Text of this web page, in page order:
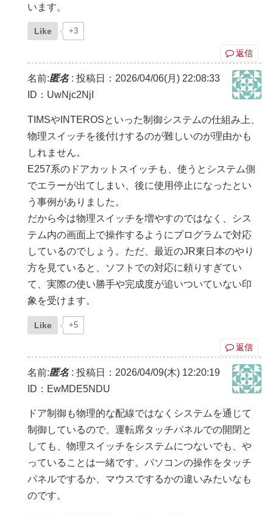
います。
Like +3
返信
名前:匿名: 投稿日：2026/04/06(月) 22:08:33
ID：UwNjc2NjI
TIMSやINTEROSといった制御システムの仕組み上、
物理スイッチを後付けするのが難しいのが理由かも
しれません。
E257系のドアカットスイッチも、使うとシステム側
でエラーが出てしまい、後に使用停止になったとい
う事例がありました。
だから今は物理スイッチを増やすのではなく、シス
テム内の画面上で操作するようにプログラムで対応
しているのでしょう。ただ、最近のJR東日本のやり
方を見ていると、ソフトでの対応に頼りすぎてい
て、実際の使い勝手や完成度が追いついていない印
象を受けます。
Like +5
返信
名前:匿名: 投稿日：2026/04/09(木) 12:20:19
ID：EwMDE5NDU
ドア制御も物理的な配線ではなくシステムを通じて
制御しているので、運転席タッチパネルでの開閉と
しても、物理スイッチをシステムにつないでも、や
っていることは一緒です。パソコンの操作をタッチ
パネルでするか、マウスでするかの違いみたいなも
のです。